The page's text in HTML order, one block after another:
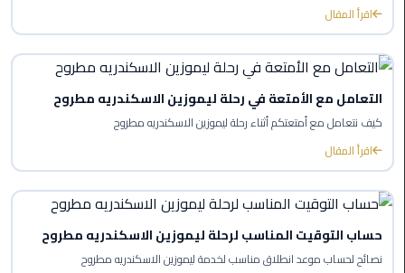
ليموزين
العبور
ليموزين
6
اكتوبر
الخط
الساخن
ليموزين
العاصمة
اقرأ المقال
التعامل مع الأمتعة في رحلة ليموزين الاسكندريه مطروح
كيف نتعامل مع أمتعتكم أثناء رحلة ليموزين الاسكندريه مطروح
اقرأ المقال
حساب التوقيت المناسب لرحلة ليموزين الاسكندريه مطروح
نصائح لحساب موعد انطلاق مناسب لخدمة ليموزين الاسكندريه مطروح